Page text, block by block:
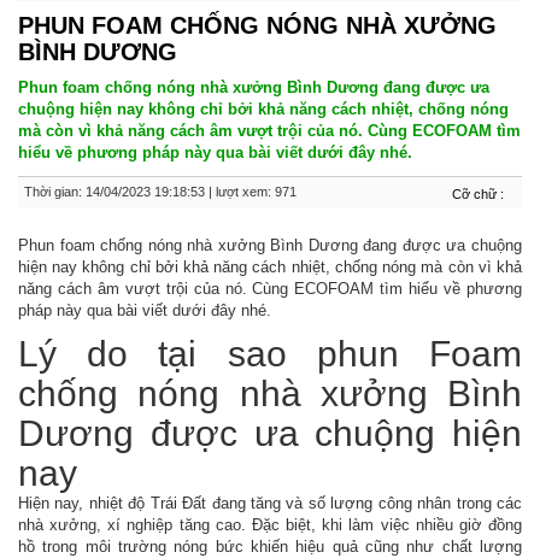
PHUN FOAM CHỐNG NÓNG NHÀ XƯỞNG
BÌNH DƯƠNG
Phun foam chống nóng nhà xưởng Bình Dương đang được ưa
chuộng hiện nay không chỉ bởi khả năng cách nhiệt, chống nóng
mà còn vì khả năng cách âm vượt trội của nó. Cùng ECOFOAM tìm
hiểu về phương pháp này qua bài viết dưới đây nhé.
Thời gian: 14/04/2023 19:18:53 | lượt xem: 971 Cỡ chữ :
Phun foam chống nóng nhà xưởng Bình Dương đang được ưa chuộng
hiện nay không chỉ bởi khả năng cách nhiệt, chống nóng mà còn vì khả
năng cách âm vượt trội của nó. Cùng ECOFOAM tìm hiểu về phương
pháp này qua bài viết dưới đây nhé.
Lý do tại sao phun Foam
chống nóng nhà xưởng Bình
Dương được ưa chuộng hiện
nay
Hiện nay, nhiệt độ Trái Đất đang tăng và số lượng công nhân trong các
nhà xưởng, xí nghiệp tăng cao. Đặc biệt, khi làm việc nhiều giờ đồng
hồ trong môi trường nóng bức khiến hiệu quả cũng như chất lượng